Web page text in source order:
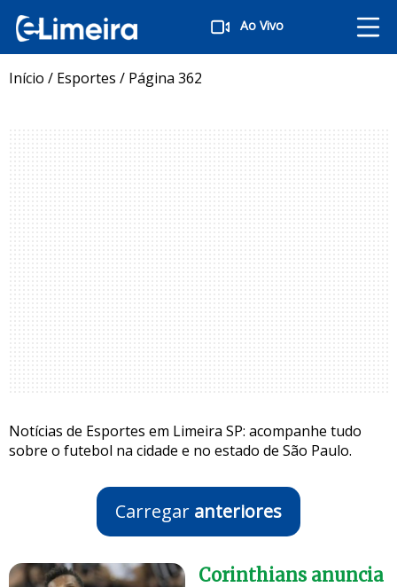
Ao Vivo
Início / Esportes / Página 362
Notícias de Esportes em Limeira SP: acompanhe tudo
sobre o futebol na cidade e no estado de São Paulo.
Carregar anteriores
Corinthians anuncia